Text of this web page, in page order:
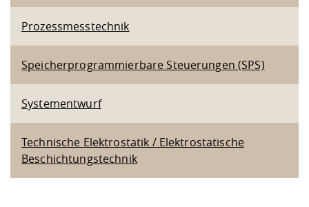
Prozessmesstechnik
Speicherprogrammierbare Steuerungen (SPS)
Systementwurf
Technische Elektrostatik / Elektrostatische
Beschichtungstechnik